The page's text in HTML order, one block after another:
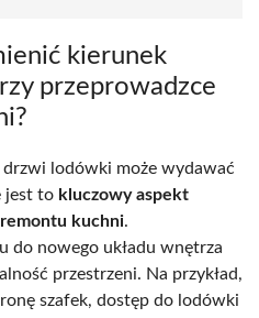
kierunek
przeprowadzce
lodówki może wydawać
jest to kluczowy aspekt
kuchni.
do nowego układu wnętrza
przestrzeni. Na przykład,
szafek, dostęp do lodówki